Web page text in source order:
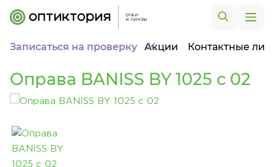
Записаться на проверку Акции Контактные
Оправа BANISS BY 1025 c 02